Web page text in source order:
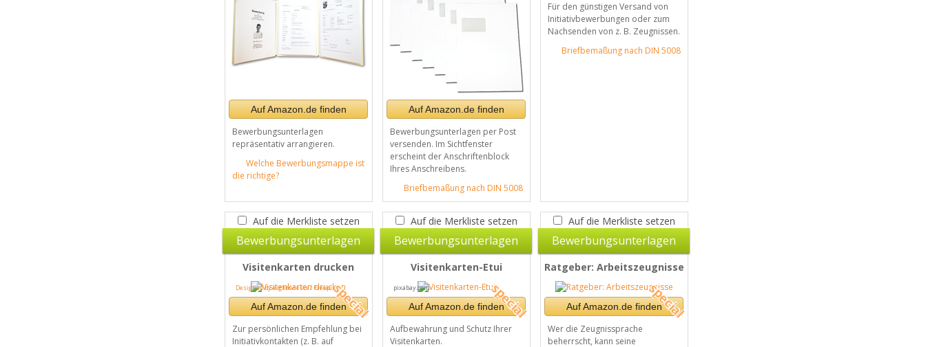
Auf Amazon.de finden
Bewerbungsunterlagen
repräsentativ arrangieren.
Welche Bewerbungsmappe ist
die richtige?
Auf Amazon.de finden
Bewerbungsunterlagen per Post
versenden. Im Sichtfenster
erscheint der Anschriftenblock
Ihres Anschreibens.
Briefbemaßung nach DIN 5008
Für den günstigen Versand von
Initiativbewerbungen oder zum
Nachsenden von z. B. Zeugnissen.
Briefbemaßung nach DIN 5008
Auf die Merkliste setzen
Bewerbungsunterlagen
Visitenkarten drucken
Designed by eightonesix / Freepik
Auf Amazon.de finden
Zur persönlichen Empfehlung bei
Initiativkontakten (z. B. auf
Auf die Merkliste setzen
Bewerbungsunterlagen
Visitenkarten-Etui
pixabay.com
Auf Amazon.de finden
Aufbewahrung und Schutz Ihrer
Visitenkarten.
Auf die Merkliste setzen
Bewerbungsunterlagen
Ratgeber: Arbeitszeugnisse
Auf Amazon.de finden
Wer die Zeugnissprache
beherrscht, kann seine